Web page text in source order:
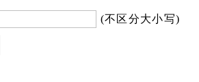
(不区分大小写)